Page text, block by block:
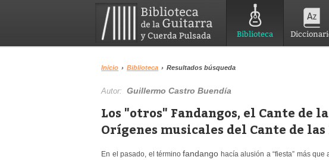
Biblioteca
Inicio › Biblioteca › Resultados búsqueda
Autor:Guillermo Castro Buendía
Los "otros" Fandangos, el Cante de
Orígenes musicales del Cante de las
En el pasado, el términofandango hacía alusión a “fiesta” más